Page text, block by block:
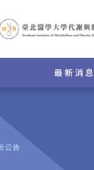
最新消息
公告